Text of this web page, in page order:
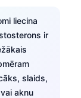
liecina
ir
slaids,
aknu